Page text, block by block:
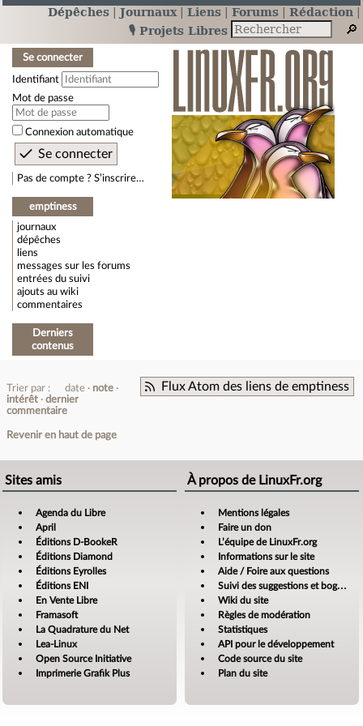
Dépêches Journaux Liens Forums
Rédaction
🎙️ Projets Libres
Se connecter
Identifiant
Mot de passe
Connexion automatique
Pas de compte ? S’inscrire…
emptiness
journaux
dépêches
liens
messages sur les forums
entrées du suivi
ajouts au wiki
commentaires
Derniers
contenus
Flux Atom des liens de emptiness
Trier par : date
note
intérêt
dernier
commentaire
Revenir en haut de page
Sites amis
Agenda du Libre
April
Éditions D-BookeR
Éditions Diamond
Éditions Eyrolles
Éditions ENI
En Vente Libre
Framasoft
La Quadrature du Net
Lea-Linux
Open Source Initiative
Imprimerie Grafik Plus
À propos de LinuxFr.org
Mentions légales
Faire un don
L’équipe de LinuxFr.org
Informations sur le site
Aide / Foire aux questions
Suivi des suggestions et bogues
Wiki du site
Règles de modération
Statistiques
API pour le développement
Code source du site
Plan du site